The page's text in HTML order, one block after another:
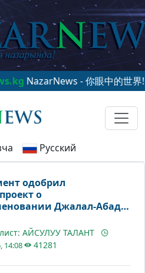
- 你眼中的世界!
Русский
одобрил
о
Джалал-Абада
АЙСУЛУУ ТАЛАНТ
14:08 41281